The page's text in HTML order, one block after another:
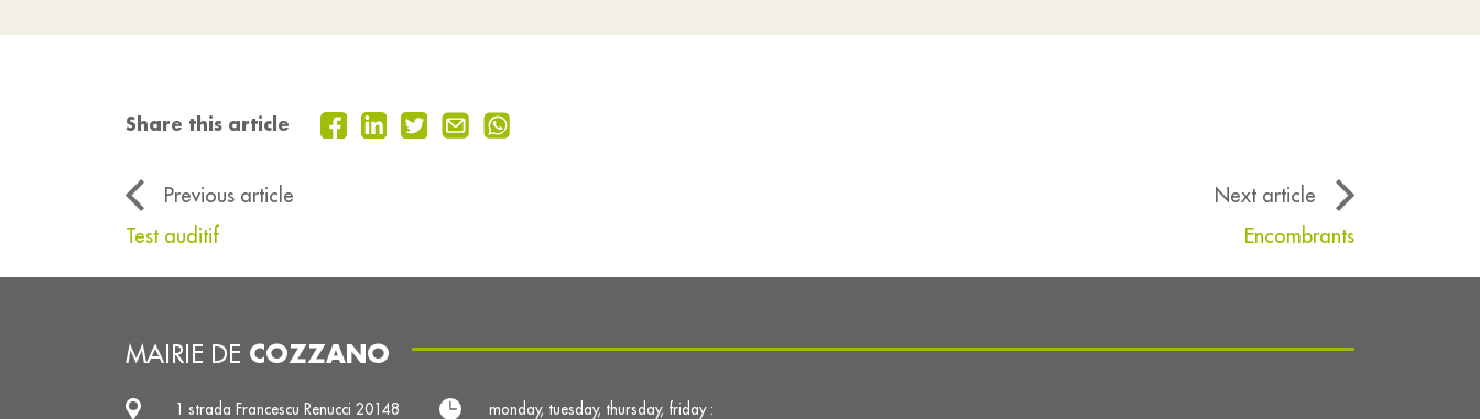
Share this article
Previous article
Next article
Test auditif
Encombrants
MAIRIE DE COZZANO
1 strada Francescu Renucci 20148 monday, tuesday, thursday, friday :